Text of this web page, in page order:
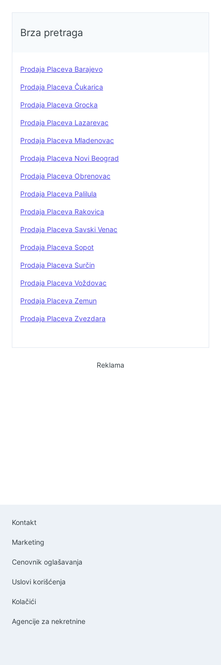
porodicnu kucu ili vise kuca sa
bazenom. Potencijal za ribnjak.
Mogucnost parcelacije do 14
https://youtu.be/uOP7o4LtcRk
Prodaje vlasnik. Cena 1100evra po
Brza pretraga
Prodaja Placeva Barajevo
Prodaja Placeva Čukarica
Prodaja Placeva Grocka
Prodaja Placeva Lazarevac
Prodaja Placeva Mladenovac
Prodaja Placeva Novi Beograd
Prodaja Placeva Obrenovac
Prodaja Placeva Palilula
Prodaja Placeva Rakovica
Prodaja Placeva Savski Venac
Prodaja Placeva Sopot
Prodaja Placeva Surčin
Prodaja Placeva Voždovac
Prodaja Placeva Zemun
Prodaja Placeva Zvezdara
Reklama
Kontakt
Marketing
Cenovnik oglašavanja
Uslovi korišćenja
Kolačići
Agencije za nekretnine